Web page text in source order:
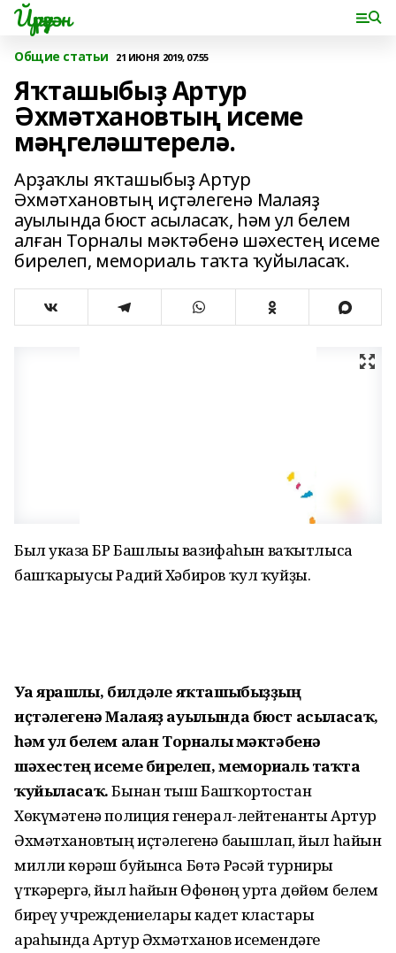
Йүрүҙән
Общие статьи 21 ИЮНЯ 2019, 07:55
Яҡташыбыҙ Артур
Әхмәтхановтың исеме
мәңгеләштерелә.
Арҙаҡлы яҡташыбыҙ Артур
Әхмәтхановтың иҫтәлегенә Малаяҙ
ауылында бюст асыласаҡ, һәм ул белем
алған Торналы мәктәбенә шәхестең исеме
бирелеп, мемориаль таҡта ҡуйыласаҡ.
Был указға БР Башлығы вазифаһын ваҡытлыса
башҡарыусы Радий Хәбиров ҡул ҡуйҙы.
Уға ярашлы, билдәле яҡташыбыҙҙың
иҫтәлегенә Малаяҙ ауылында бюст асыласаҡ,
һәм ул белем алған Торналы мәктәбенә
шәхестең исеме бирелеп, мемориаль таҡта
ҡуйыласаҡ.Бынан тыш Башҡортостан
Хөкүмәтенә полиция генерал-лейтенанты Артур
Әхмәтхановтың иҫтәлегенә бағышлап, йыл һайын
милли көрәш буйынса Бөтә Рәсәй турниры
үткәрергә, йыл һайын Өфөнөң урта дөйөм белем
биреү учреждениелары кадет кластары
араһында Артур Әхмәтханов исемендәге